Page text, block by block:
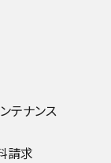
テナンス
請求